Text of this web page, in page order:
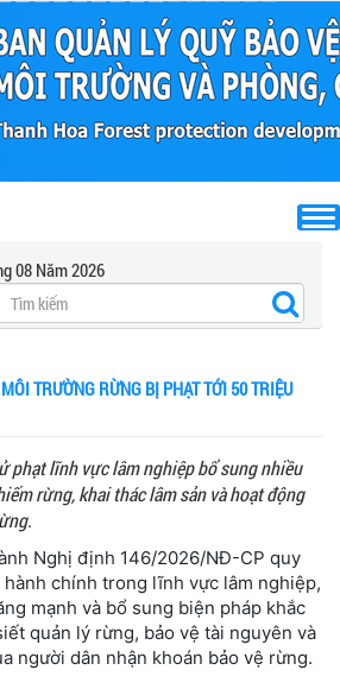
08 Năm 2026
TRƯỜNG RỪNG BỊ PHẠT TỚI 50 TRIỆU
phạt lĩnh vực lâm nghiệp bổ sung nhiều
rừng, khai thác lâm sản và hoạt động
Nghị định 146/2026/NĐ-CP quy
chính trong lĩnh vực lâm nghiệp,
mạnh và bổ sung biện pháp khắc
quản lý rừng, bảo vệ tài nguyên và
người dân nhận khoán bảo vệ rừng.